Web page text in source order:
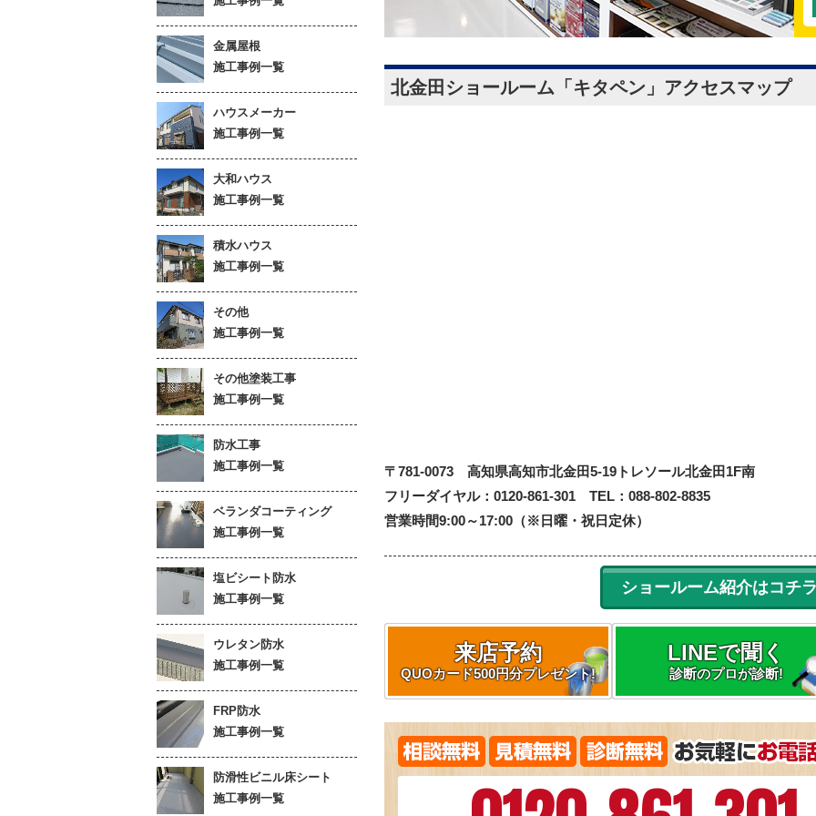
北金田ショールーム「キタペン」 アクセスマップ
〒781-0073 高知県高知市北金田5-19 トレソール北金田1F南
フリーダイヤル：0120-861-301 TEL：088-802-8835
営業時間9:00～17:00（※日曜・祝日定休）
ショールーム紹介はコチラ
来店予約
QUOカード500円分プレゼント!
LINEで聞く
診断のプロが診断!
金属屋根
施工事例一覧
ハウスメーカー
施工事例一覧
大和ハウス
施工事例一覧
積水ハウス
施工事例一覧
その他
施工事例一覧
その他塗装工事
施工事例一覧
防水工事
施工事例一覧
ベランダコーティング
施工事例一覧
塩ビシート防水
施工事例一覧
ウレタン防水
施工事例一覧
FRP防水
施工事例一覧
防滑性ビニル床シート
施工事例一覧